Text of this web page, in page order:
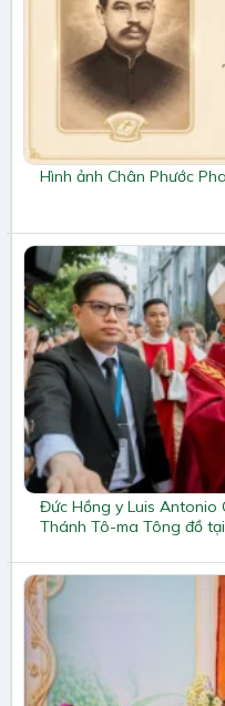
Hình ảnh Chân Phước
Đức Hồng y Luis Antonio
Thánh Tô-ma Tông đồ